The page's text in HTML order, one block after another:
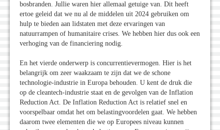
bosbranden. Jullie waren hier allemaal getuige van. Dit heeft
ertoe geleid dat we nu al de middelen uit 2024 gebruiken om
hulp te bieden aan lidstaten met deze ervaringen van
natuurrampen of humanitaire crises. We hebben hier dus ook een
verhoging van de financiering nodig.
En het vierde onderwerp is concurrentievermogen. Hier is het
belangrijk om zeer waakzaam te zijn dat we de schone
technologie-industrie in Europa behouden. U kent de druk die
op de cleantech-industrie staat en de gevolgen van de Inflation
Reduction Act. De Inflation Reduction Act is relatief snel en
voorspelbaar omdat het om belastingvoordelen gaat. We hebben
daarom twee elementen die we op Europees niveau kunnen